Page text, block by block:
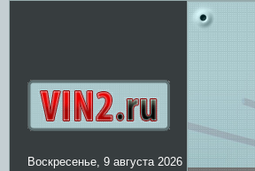
Воскресенье, 9 августа 2026